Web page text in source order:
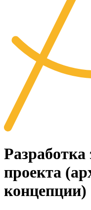
Разработка
проекта
концепции)